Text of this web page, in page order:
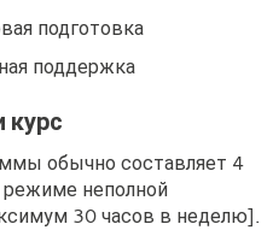
подготовка
поддержка
обычно составляет 4
неполной
30 часов в неделю].